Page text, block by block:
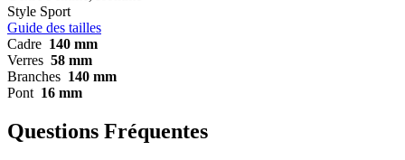
Style Sport
Guide des tailles
Cadre 140 mm
Verres 58 mm
Branches 140 mm
Pont 16 mm
Questions Fréquentes